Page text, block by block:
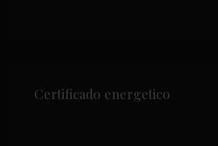
Certificado energetico